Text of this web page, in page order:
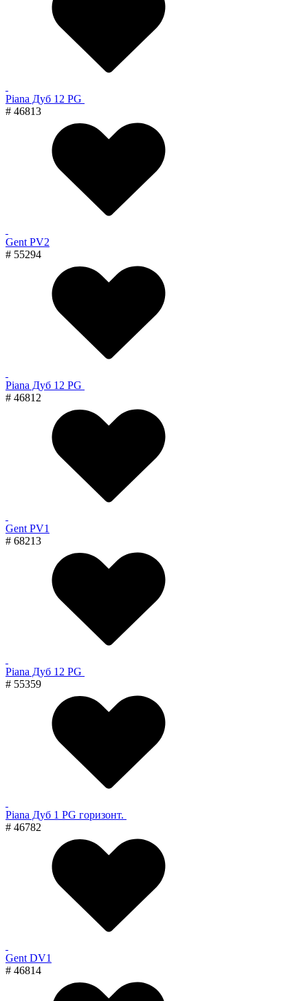
Piana Дуб 12 PG
# 46813
Gent PV2
# 55294
Piana Дуб 12 PG
# 46812
Gent PV1
# 68213
Piana Дуб 12 PG
# 55359
Piana Дуб 1 PG горизонт.
# 46782
Gent DV1
# 46814